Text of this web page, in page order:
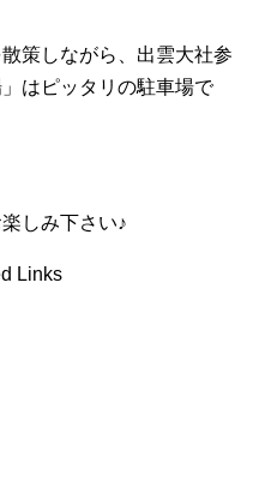
策しながら、出雲大社参
はピッタリの駐車場で
しみ下さい♪
Links